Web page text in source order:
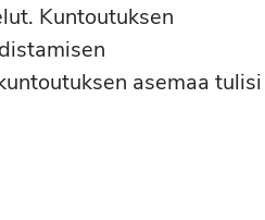
Kuntoutuksen
asemaa tulisi